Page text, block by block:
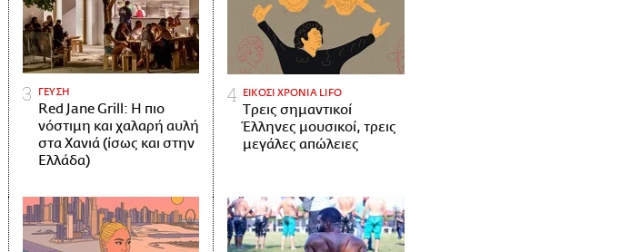
ΓΕΥΣΗ
Red Jane Grill: Η πιο
νόστιμη και χαλαρή αυλή
στα Χανιά (ίσως και στην
Ελλάδα)
ΕΙΚΟΣΙ ΧΡΟΝΙΑ LIFO
Tρεις σημαντικοί
Έλληνες μουσικοί, τρεις
μεγάλες απώλειες